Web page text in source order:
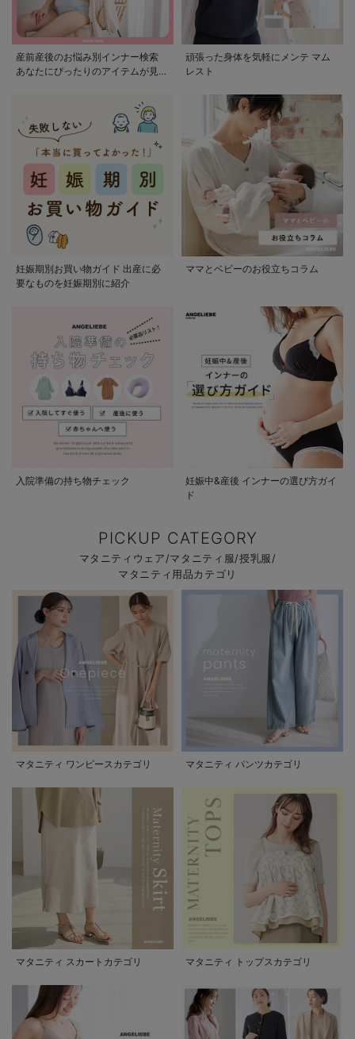
産前産後のお悩み別インナー検索
あなたにぴったりのアイテムが見つ
頑張った身体を気軽にメンテ マム
レスト
妊娠期別お買い物ガイド 出産に必
要なものを妊娠期別に紹介
ママとベビーのお役立ちコラム
入院準備の持ち物チェック
妊娠中&産後 インナーの選び方ガイ
ド
PICKUP CATEGORY
マタニティウェア/マタニティ服/授乳服/
マタニティ用品カテゴリ
マタニティ ワンピースカテゴリ マタニティ パンツカテゴリ
マタニティ スカートカテゴリ マタニティ トップスカテゴリ